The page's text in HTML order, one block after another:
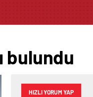
bulundu
HIZLI YORUM YAP